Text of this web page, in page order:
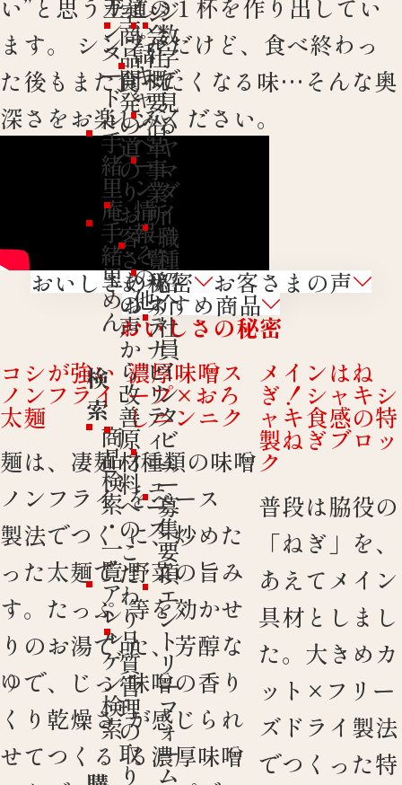
ガ
ン
ヌ
ー
ド
ル
手
緒
里
庵
手
緒
里
め
ん
検
索
商
品
検
索
・
一
覧
ア
レ
ル
ゲ
ン
検
索
室
商
品
開
発
の
道
の
り
お
客
さ
ま
の
声
か
ら
改
善
原
材
料
へ
の
こ
だ
わ
り
品
質
管
理
の
取
り
し
い
話
キ
ャ
ン
ペ
ー
ン
情
報
そ
の
他
ジ
会
社
概
要
沿
革
事
業
所
一
覧
サ
ス
テ
ナ
ビ
リ
テ
ィ
ニ
ュ
ー
ス
ジ
数
字
で
見
る
ヤ
マ
ダ
イ
職
種
紹
介
社
員
イ
ン
タ
ビ
ュ
ー
募
集
要
項
エ
ン
ト
リ
ー
フ
ォ
ー
ム
ます。 シンプルだけど、食べ終わっ
た後もまた食べたくなる味…そんな奥
深さをお楽しみください。
おいしさの秘密 お客さまの声
おすすめ商品
おいしさの秘密
コシが強い
ノンフライ
太麺
麺は、凄麺
ノンフライ
製法でつく
った太麺で
す。たっぷ
りのお湯で
ゆで、じっ
くり乾燥さ
せてつくる
濃厚味噌ス
ープ×おろ
しニンニク
3種類の味噌
をベース
に、炒めた
野菜の旨み
等を効かせ
た、芳醇な
味噌の香り
が感じられ
る濃厚味噌
メインはね
ぎ！シャキシ
ャキ食感の特
製ねぎブロッ
ク
普段は脇役の
「ねぎ」を、
あえてメイン
具材としまし
た。大きめカ
ット×フリー
ズドライ製法
でつくった特